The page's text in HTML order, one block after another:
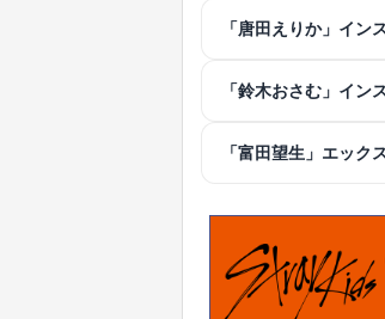
「唐田えりか」イン
「鈴木おさむ」イン
「富田望生」エック